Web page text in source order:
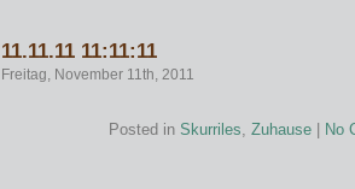
11.11.11 11:11:11
Freitag, November 11th, 2011
Posted in Skurriles, Zuhause| No